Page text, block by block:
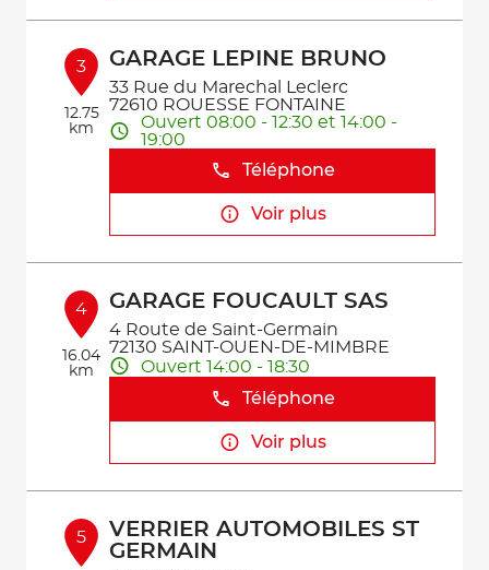
3
12.75
km
GARAGE LEPINE BRUNO
33 Rue du Marechal Leclerc
72610 ROUESSE FONTAINE
Ouvert 08:00 - 12:30 et 14:00 -
19:00
Téléphone
Voir plus
4
16.04
km
GARAGE FOUCAULT SAS
4 Route de Saint-Germain
72130 SAINT-OUEN-DE-MIMBRE
Ouvert 14:00 - 18:30
Téléphone
Voir plus
5
VERRIER AUTOMOBILES ST
GERMAIN